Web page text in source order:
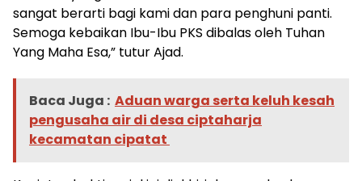
sangat berarti bagi kami dan para penghuni panti.
Semoga kebaikan Ibu-Ibu PKS dibalas oleh Tuhan
Yang Maha Esa,” tutur Ajad.
Baca Juga : Aduan warga serta keluh kesah
pengusaha air di desa ciptaharja
kecamatan cipatat ‎